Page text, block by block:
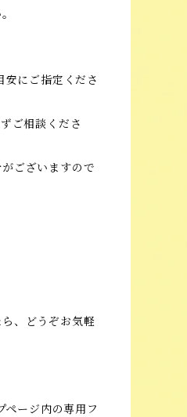
にご指定くださ
ご相談くださ
ございますので
、どうぞお気軽
ージ内の専用フ